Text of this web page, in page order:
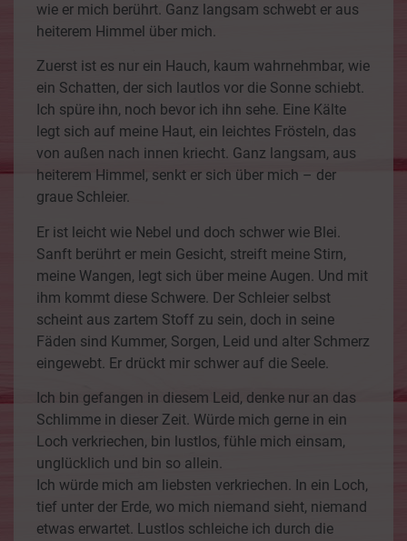
wie er mich berührt. Ganz langsam schwebt er aus
heiterem Himmel über mich.
Zuerst ist es nur ein Hauch, kaum wahrnehmbar, wie
ein Schatten, der sich lautlos vor die Sonne schiebt.
Ich spüre ihn, noch bevor ich ihn sehe. Eine Kälte
legt sich auf meine Haut, ein leichtes Frösteln, das
von außen nach innen kriecht. Ganz langsam, aus
heiterem Himmel, senkt er sich über mich – der
graue Schleier.
Er ist leicht wie Nebel und doch schwer wie Blei.
Sanft berührt er mein Gesicht, streift meine Stirn,
meine Wangen, legt sich über meine Augen. Und mit
ihm kommt diese Schwere. Der Schleier selbst
scheint aus zartem Stoff zu sein, doch in seine
Fäden sind Kummer, Sorgen, Leid und alter Schmerz
eingewebt. Er drückt mir schwer auf die Seele.
Ich bin gefangen in diesem Leid, denke nur an das
Schlimme in dieser Zeit. Würde mich gerne in ein
Loch verkriechen, bin lustlos, fühle mich einsam,
unglücklich und bin so allein.
Ich würde mich am liebsten verkriechen. In ein Loch,
tief unter der Erde, wo mich niemand sieht, niemand
etwas erwartet. Lustlos schleiche ich durch die